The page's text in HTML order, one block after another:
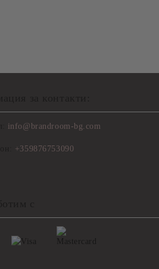
info@brandroom-bg.com
+359876753090